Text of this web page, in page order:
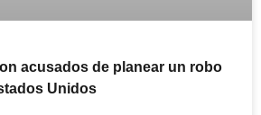
acusados de planear un robo
Unidos